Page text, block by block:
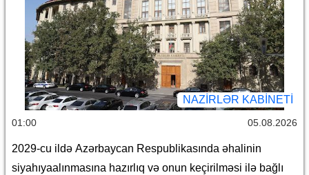
NAZIRLƏR KABINETI
01:00 05.08.2026
2029-cu ildə Azərbaycan Respublikasında əhalinin
siyahıyaalınmasına hazırlıq və onun keçirilməsi ilə bağlı